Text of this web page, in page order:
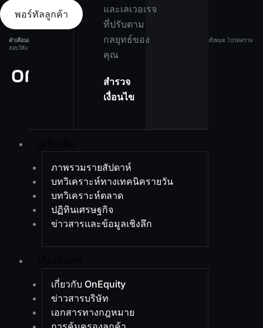
และเลเวอเรจ
ที่ปรับตาม
กลยุทธ์ของ
คุณ
สำรวจ
เงื่อนไข
ภาพรวมรายสัปดาห์
บทวิเคราะห์ทางเทคนิครายวัน
บทวิเคราะห์ตลาด
ปฏิทินเศรษฐกิจ
ข่าวสารและข้อมูลเชิงลึก
เกี่ยวกับ OnEquity
ข่าวสารบริษัท
เอกสารทางกฎหมาย
พอร์ทัลลูกค้า
คำเตือนความเสี่ยง:
ผลิตภัณฑ์ที่มีเลเวอเรจมีความเสี่ยงสูง และอาจทำให้คุณสูญเสียเงินทุนทั้งหมด โปรดตรวจ
สอบให้แน่ใจว่าคุณเข้าใจความเสี่ยงอย่างครบถ้วนก่อนลงทุน.